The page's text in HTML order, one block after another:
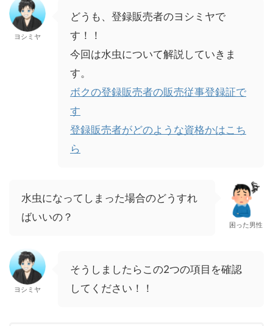
ヨシミヤ
どうも、登録販売者のヨシミヤで
す！！
今回は水虫について解説していきま
す。
ボクの登録販売者の販売従事登録証で
す
登録販売者がどのような資格かはこち
ら
水虫になってしまった場合のどうすれ
ばいいの？
困った男性
ヨシミヤ
そうしましたらこの2つの項目を確認
してください！！